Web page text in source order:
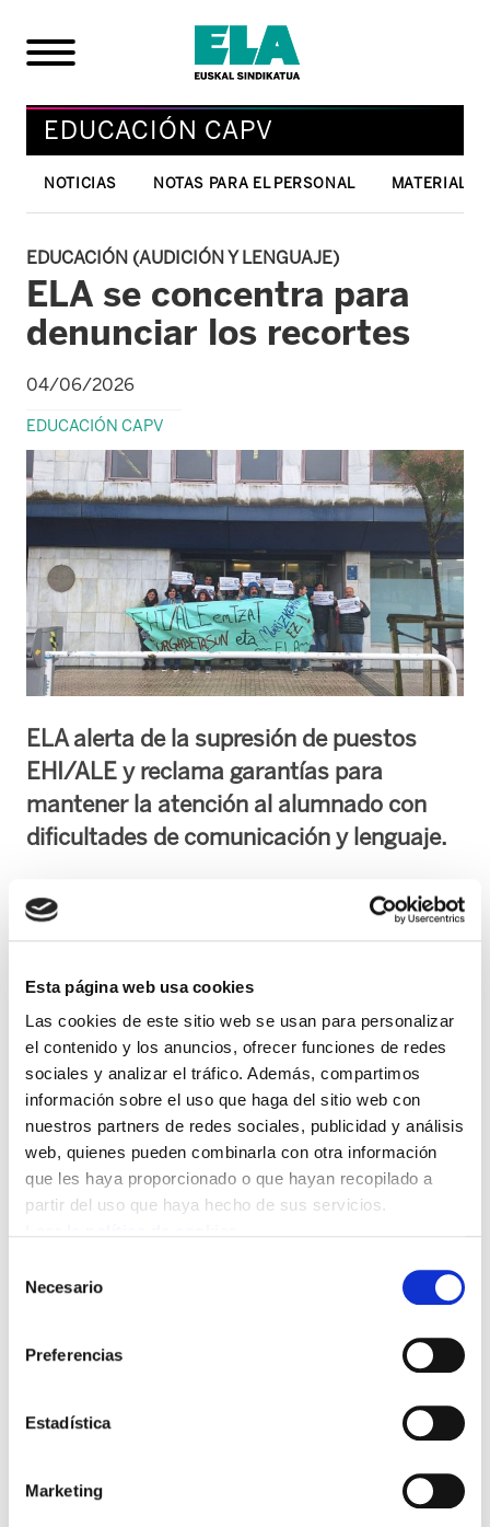
Esta página web usa cookies
Las cookies de este sitio web se usan para personalizar
el contenido y los anuncios, ofrecer funciones de redes
sociales y analizar el tráfico. Además, compartimos
información sobre el uso que haga del sitio web con
nuestros partners de redes sociales, publicidad y análisis
web, quienes pueden combinarla con otra información
que les haya proporcionado o que hayan recopilado a
partir del uso que haya hecho de sus servicios.
Necesario
Preferencias
Estadística
Marketing
EDUCACIÓN CAPV
NOTICIAS NOTAS PARA EL PERSONAL MATERIAL
EDUCACIÓN (AUDICIÓN Y LENGUAJE)
ELA se concentra para
denunciar los recortes
04/06/2026
EDUCACIÓN CAPV
ELA alerta de la supresión de puestos
EHI/ALE y reclama garantías para
mantener la atención al alumnado con
dificultades de comunicación y lenguaje.
ELA ha realizado concentraciones frente a las
delegaciones del Departamento de Educación
situación del profesorado de Audición y
Lenguaje (ALE) y defender el servicio que
presta al alumnado con necesidades
específicas.
Alerta de la supresión de varios puestos
EHI/ALE y de la incertidumbre existente sobre
la organización de este servicio de cara al
alumnado sigue permitiendo que algunos
estudiantes cada semana.
Además, el profesorado ALE deberá asumir
nuevas funciones preventivas a partir del
concretado sus tareas ni cómo se